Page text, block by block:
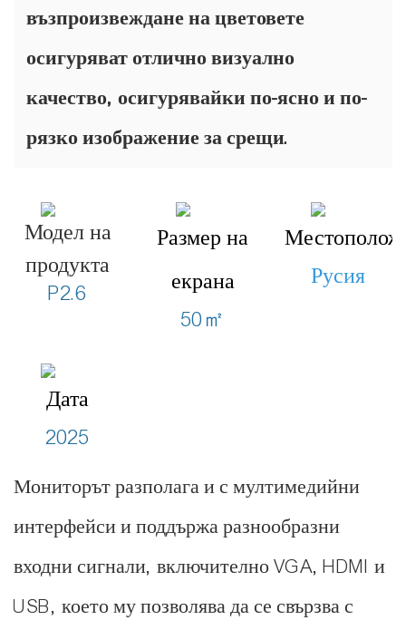
възпроизвеждане на цветовете
осигуряват отлично визуално
качество, осигурявайки по-ясно и по-
рязко изображение за срещи.
Модел на
продукта
P2.6
Размер на
екрана
50㎡
Русия
Дата
2025
Мониторът разполага и с мултимедийни
интерфейси и поддържа разнообразни
входни сигнали, включително VGA, HDMI и
USB, което му позволява да се свързва с